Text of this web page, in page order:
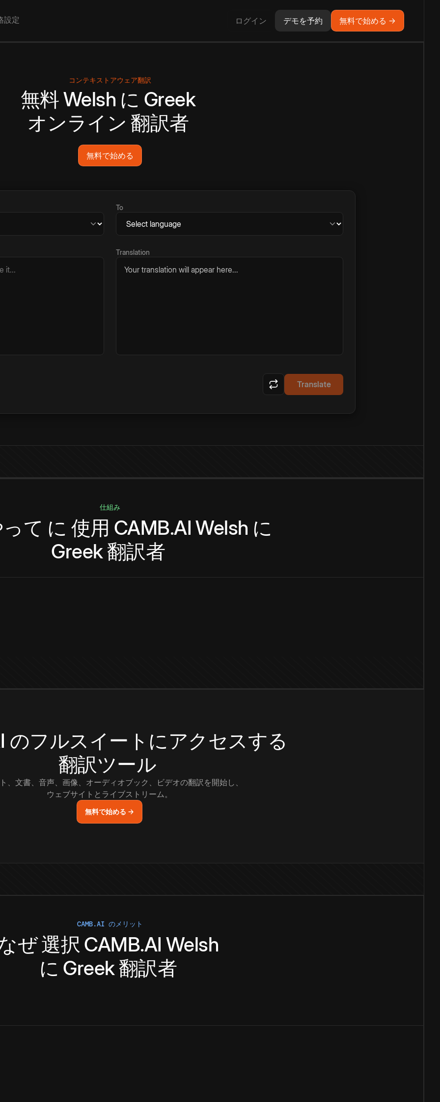
設定 ログイン デモを予約 無料で始める →
コンテキストアウェア翻訳
無料Welsh に Greek
オンライン 翻訳者
無料で始める
To
Translation
Your translation will appear here...
Translate
仕組み
て に 使用 CAMB.AI Welsh に
Greek翻訳者
のフルスイートにアクセスする
翻訳ツール
、文書、音声、画像、オーディオブック、ビデオの翻訳を開始し、
ウェブサイトとライブストリーム。
無料で始める →
CAMB.AI のメリット
ぜ選択 CAMB.AI Welsh
に Greek翻訳者